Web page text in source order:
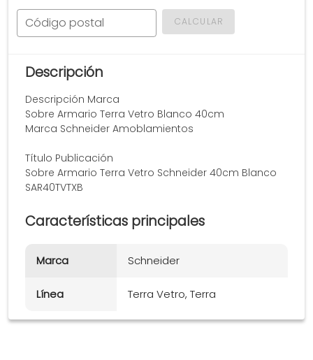
Código postal CALCULAR
Descripción
Descripción Marca
Sobre Armario Terra Vetro Blanco 40cm
Marca Schneider Amoblamientos
Título Publicación
Sobre Armario Terra Vetro Schneider 40cm Blanco
SAR40TVTXB
Características principales
Marca Schneider
Línea Terra Vetro, Terra